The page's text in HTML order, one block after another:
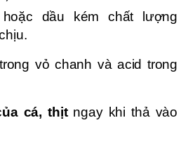
dầu kém chất lượng
vỏ chanh và acid trong
cá, thịtngay khi thả vào